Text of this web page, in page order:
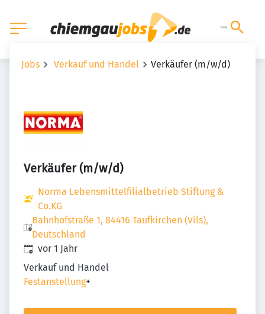
Jobs Verkauf und Handel Verkäufer (m/w/d)
Verkäufer (m/w/d)
Norma Lebensmittelfilialbetrieb Stiftung &
Co.KG
Bahnhofstraße 1, 84416 Taufkirchen (Vils),
Deutschland
Veröffentlicht
vor 1 Jahr
Verkauf und Handel
Festanstellung+